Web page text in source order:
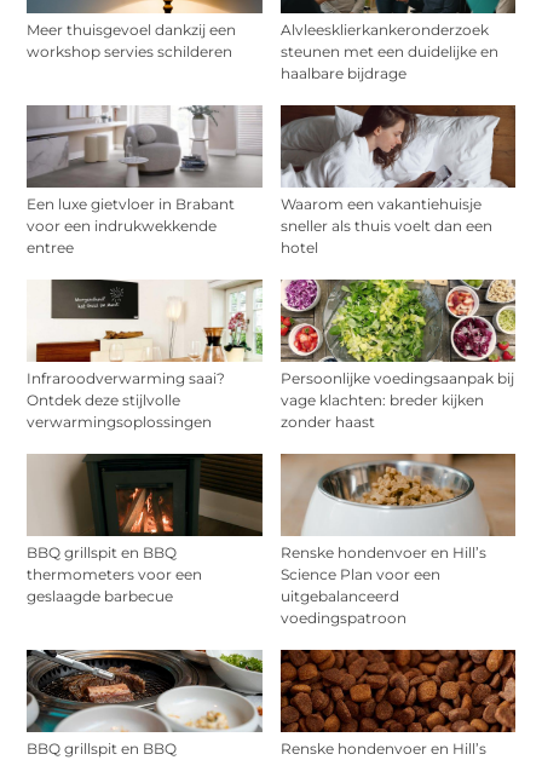
Meer thuisgevoel dankzij een
workshop servies schilderen
Alvleesklierkankeronderzoek
steunen met een duidelijke en
haalbare bijdrage
Een luxe gietvloer in Brabant
voor een indrukwekkende
entree
Waarom een vakantiehuisje
sneller als thuis voelt dan een
hotel
Infraroodverwarming saai?
Ontdek deze stijlvolle
verwarmingsoplossingen
Persoonlijke voedingsaanpak bij
vage klachten: breder kijken
zonder haast
BBQ grillspit en BBQ
thermometers voor een
geslaagde barbecue
Renske hondenvoer en Hill’s
Science Plan voor een
uitgebalanceerd
voedingspatroon
BBQ grillspit en BBQ
Renske hondenvoer en Hill’s